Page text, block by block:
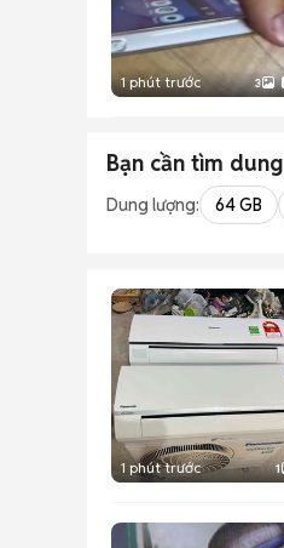
1 phút trước 3
Bạn cần tìm
Dung lượng: 64 GB
1 phút trước 1